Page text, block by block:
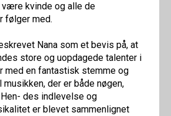
kvinde og alle de
følger med.
Nana som et bevis på, at
store og uopdagede talenter i
med en fantastisk stemme og
der er både nøgen,
des indlevelse og
er blevet sammenlignet